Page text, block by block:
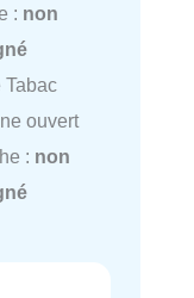
: non
Tabac
ouvert
: non